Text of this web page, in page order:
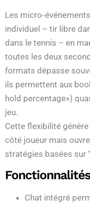
Les
individuel – tir libre
dans le tennis – en
toutes les deux
formats dépasse
ils permettent aux
hold percentage​»)
jeu.
Cette flexibilité
côté joueur mais
stratégies basées sur
Chat intégré